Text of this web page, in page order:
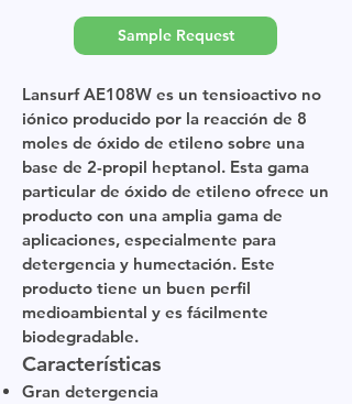
Sample Request
Lansurf AE108W es un tensioactivo no
iónico producido por la reacción de 8
moles de óxido de etileno sobre una
base de 2-propil heptanol. Esta gama
particular de óxido de etileno ofrece un
producto con una amplia gama de
aplicaciones, especialmente para
detergencia y humectación. Este
producto tiene un buen perfil
medioambiental y es fácilmente
biodegradable.
Características
Gran detergencia